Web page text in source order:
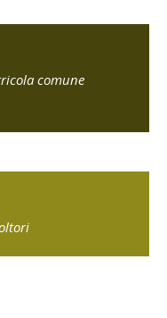
comune